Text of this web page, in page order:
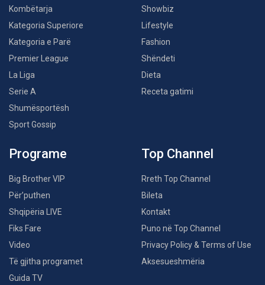
Kombëtarja
Kategoria Superiore
Kategoria e Parë
Premier League
La Liga
Serie A
Shumësportësh
Sport Gossip
Showbiz
Lifestyle
Fashion
Shëndeti
Dieta
Receta gatimi
Programe
Big Brother VIP
Për’puthen
Shqipëria LIVE
Fiks Fare
Video
Të gjitha programet
Guida TV
Top Channel
Rreth Top Channel
Bileta
Kontakt
Puno në Top Channel
Privacy Policy & Terms of Use
Aksesueshmëria